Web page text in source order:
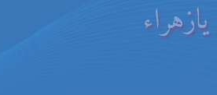
يازهراء